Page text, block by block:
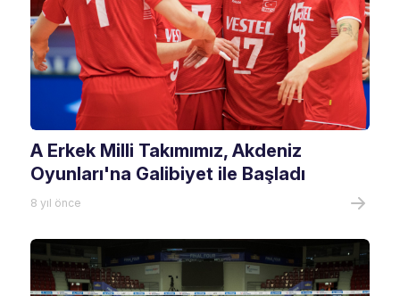
A Erkek Milli Takımımız, Akdeniz
Oyunları'na Galibiyet ile Başladı
8 yıl önce